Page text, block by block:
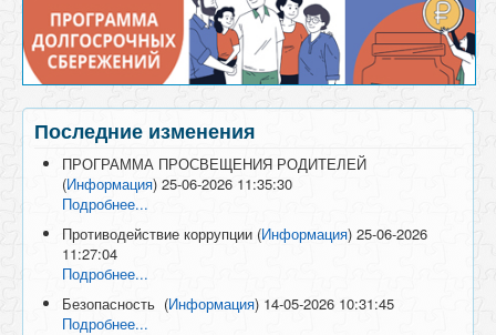
Последние изменения
ПРОГРАММА ПРОСВЕЩЕНИЯ РОДИТЕЛЕЙ
(Информация) 25-06-2026 11:35:30
Подробнее...
Противодействие коррупции (Информация) 25-06-2026
11:27:04
Подробнее...
Безопасность (Информация) 14-05-2026 10:31:45
Подробнее...